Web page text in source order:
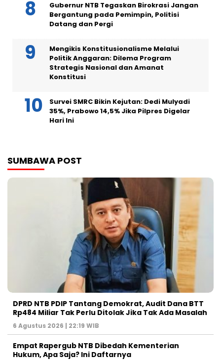
Gubernur NTB Tegaskan Birokrasi Jangan
Bergantung pada Pemimpin, Politisi
Datang dan Pergi
Mengikis Konstitusionalisme Melalui
Politik Anggaran: Dilema Program
Strategis Nasional dan Amanat
Konstitusi
Survei SMRC Bikin Kejutan: Dedi Mulyadi
35%, Prabowo 14,5% Jika Pilpres Digelar
Hari Ini
SUMBAWA POST
DPRD NTB PDIP Tantang Demokrat, Audit Dana BTT
Rp484 Miliar Tak Perlu Ditolak Jika Tak Ada Masalah
6 Agustus 2026 | 22:19 WIB
Empat Rapergub NTB Dibedah Kementerian
Hukum, Apa Saja? Ini Daftarnya